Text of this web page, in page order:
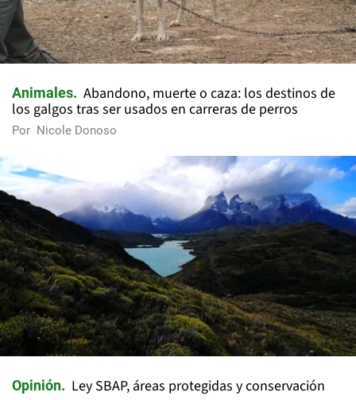
Animales
Abandono, muerte o caza: los destinos de
los galgos tras ser usados en carreras de perros
Por Nicole Donoso
Opinión Ley SBAP, áreas protegidas y conservación